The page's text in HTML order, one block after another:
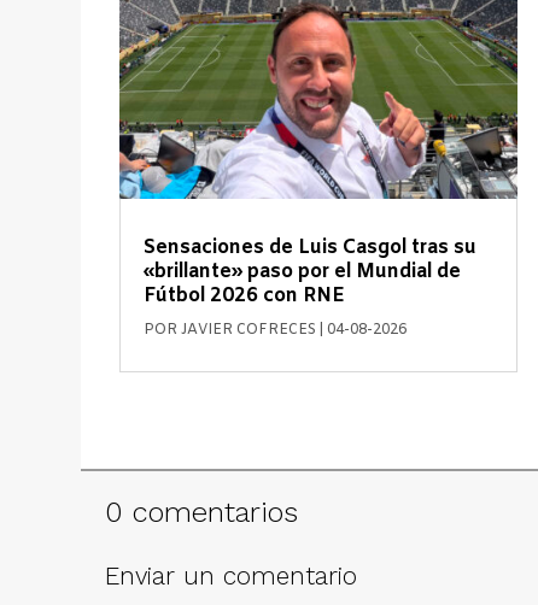
Sensaciones de Luis Casgol tras su
«brillante» paso por el Mundial de
Fútbol 2026 con RNE
PORJAVIER COFRECES 04-08-2026
0 comentarios
Enviar un comentario